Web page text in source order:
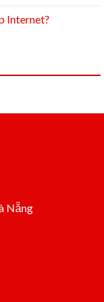
Internet?
Nẵng